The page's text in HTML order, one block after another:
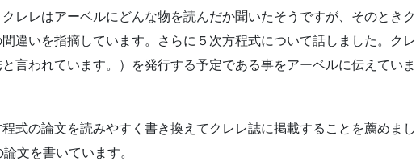
レレはアーベルにどんな物を読んだか聞いたそうですが、そのときク
違いを指摘しています。さらに５次方程式について話しました。クレ
言われています。）を発行する予定である事をアーベルに伝えていま
式の論文を読みやすく書き換えてクレレ誌に掲載することを薦めまし
文を書いています。